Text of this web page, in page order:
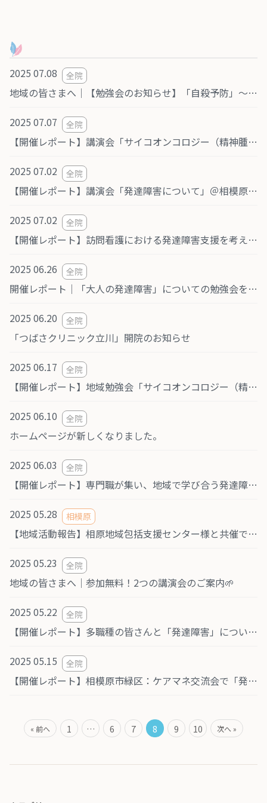
2025 07.08 全院
地域の皆さまへ｜【勉強会のお知らせ】「自殺予防」〜Suicide prevention〜（共催：医療法人社団優心会 ひがし林間歯科／医療法人社団おおぞら会 つばさクリニック）
2025 07.07 全院
【開催レポート】講演会「サイコオンコロジー（精神腫瘍学）」 @相模原市南区
2025 07.02 全院
【開催レポート】講演会「発達障害について」＠相模原市緑区
2025 07.02 全院
【開催レポート】訪問看護における発達障害支援を考える勉強会
2025 06.26 全院
開催レポート｜「大人の発達障害」についての勉強会を開催しました
2025 06.20 全院
「つばさクリニック立川」開院のお知らせ
2025 06.17 全院
【開催レポート】地域勉強会「サイコオンコロジー（精神腫瘍学）」
2025 06.10 全院
ホームページが新しくなりました。
2025 06.03 全院
【開催レポート】専門職が集い、地域で学び合う発達障害勉強会
2025 05.28 相模原
【地域活動報告】相原地域包括支援センター様と共催で「認知症予防」に関する講演会を開催しました
2025 05.23 全院
地域の皆さまへ｜参加無料！2つの講演会のご案内🌱
2025 05.22 全院
【開催レポート】多職種の皆さんと「発達障害」について学び合いました！
2025 05.15 全院
【開催レポート】相模原市緑区：ケアマネ交流会で「発達障害について」のお話をさせていただきました。
« 前へ 1 … 6 7 8 9 10 次へ »